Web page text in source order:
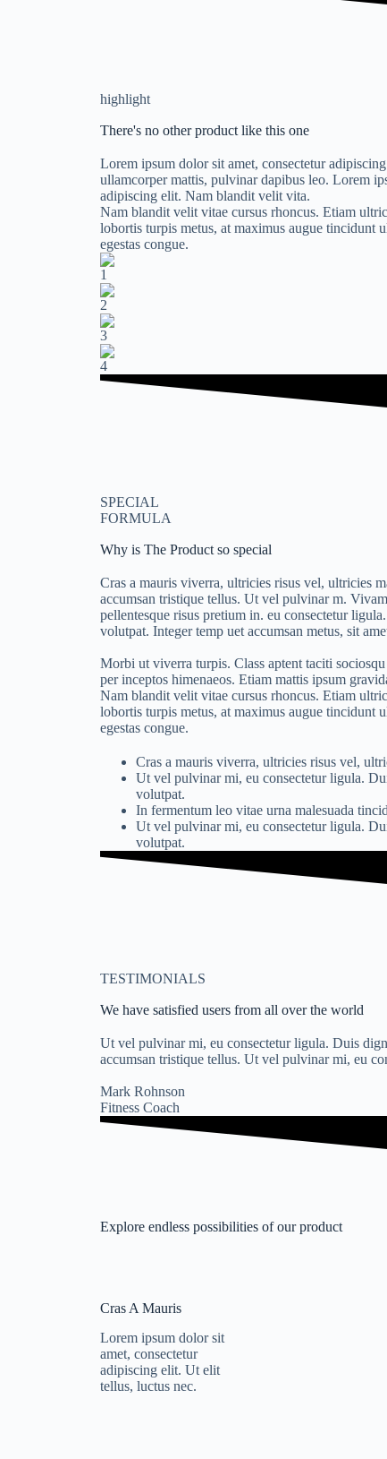
highlight
There's no other product like this one
Lorem ipsum dolor sit amet, consectetur
ullamcorper mattis, pulvinar dapibus leo. Lorem
adipiscing elit. Nam blandit velit vita.
Nam blandit velit vitae cursus rhoncus. Etiam
lobortis turpis metus, at maximus augue tincidunt
egestas congue.
SPECIAL
FORMULA
Why is The Product so special
Cras a mauris viverra, ultricies risus vel, ultricies
accumsan tristique tellus. Ut vel pulvinar m.
pellentesque risus pretium in. eu consectetur
volutpat. Integer temp uet accumsan metus, sit
Morbi ut viverra turpis. Class aptent taciti
per inceptos himenaeos. Etiam mattis ipsum
Nam blandit velit vitae cursus rhoncus. Etiam
lobortis turpis metus, at maximus augue tincidunt
egestas congue.
Cras a mauris viverra, ultricies risus vel,
Ut vel pulvinar mi, eu consectetur ligula.
volutpat.
In fermentum leo vitae urna malesuada
Ut vel pulvinar mi, eu consectetur ligula.
volutpat.
TESTIMONIALS
We have satisfied users from all over the world
Ut vel pulvinar mi, eu consectetur ligula. Duis
accumsan tristique tellus. Ut vel pulvinar mi, eu
Mark Rohnson
Fitness Coach
Explore endless possibilities of our product
Cras A Mauris
Lorem ipsum dolor sit
amet, consectetur
adipiscing elit. Ut elit
tellus, luctus nec.